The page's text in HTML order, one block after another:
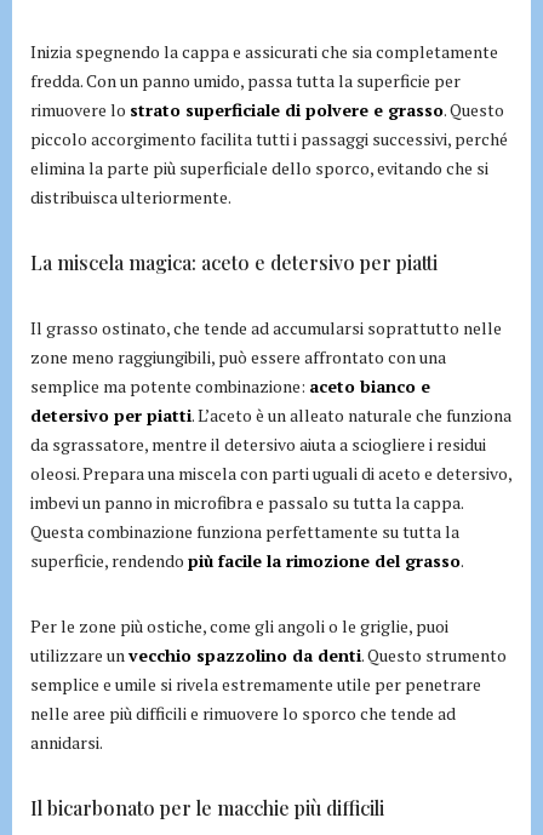
Inizia spegnendo la cappa e assicurati che sia completamente
fredda. Con un panno umido, passa tutta la superficie per
rimuovere lo strato superficiale di polvere e grasso. Questo
piccolo accorgimento facilita tutti i passaggi successivi, perché
elimina la parte più superficiale dello sporco, evitando che si
distribuisca ulteriormente.
La miscela magica: aceto e detersivo per piatti
Il grasso ostinato, che tende ad accumularsi soprattutto nelle
zone meno raggiungibili, può essere affrontato con una
semplice ma potente combinazione: aceto bianco e
detersivo per piatti. L’aceto è un alleato naturale che funziona
da sgrassatore, mentre il detersivo aiuta a sciogliere i residui
oleosi. Prepara una miscela con parti uguali di aceto e detersivo,
imbevi un panno in microfibra e passalo su tutta la cappa.
Questa combinazione funziona perfettamente su tutta la
superficie, rendendo più facile la rimozione del grasso.
Per le zone più ostiche, come gli angoli o le griglie, puoi
utilizzare unvecchio spazzolino da denti. Questo strumento
semplice e umile si rivela estremamente utile per penetrare
nelle aree più difficili e rimuovere lo sporco che tende ad
annidarsi.
Il bicarbonato per le macchie più difficili